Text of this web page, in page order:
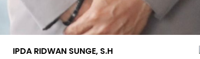
IPDA RIDWAN SUNGE, S.H